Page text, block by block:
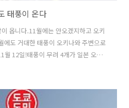
태풍이 온다
옵니다.11월에는 안오겠지하고 오키
에도 거대한 태풍이 오키나와 주변으로
월 12일!태풍이 무려 4개가 일본 오키
동시에 4개가 발생하는건 기상관측
빠르더군요.25호 태풍이 제가 여행갈
을 줄거 같습니다.11월에도 26~28도정